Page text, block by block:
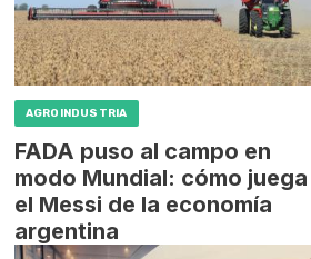
AGROINDUSTRIA
FADA puso al campo en
modo Mundial: cómo juega
el Messi de la economía
argentina